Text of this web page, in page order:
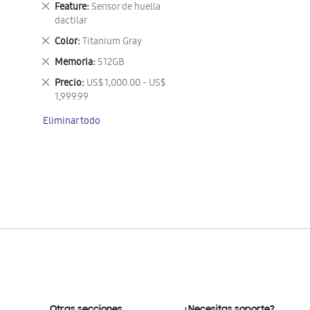
Feature Sensor de huella
dactilar
Eliminar
este
artículo
Color Titanium Gray
Eliminar
este
artículo
Memoria 512GB
Eliminar
este
artículo
Precio US$ 1,000.00 - US$
1,999.99
Eliminar
este
Eliminar todo